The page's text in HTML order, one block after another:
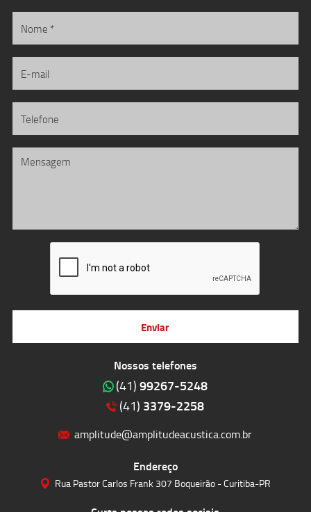
Nossos telefones
(41) 99267-5248
(41) 3379-2258
amplitude@amplitudeacustica.com.br
Endereço
Rua Pastor Carlos Frank 307 Boqueirão - Curitiba-PR
Enviar